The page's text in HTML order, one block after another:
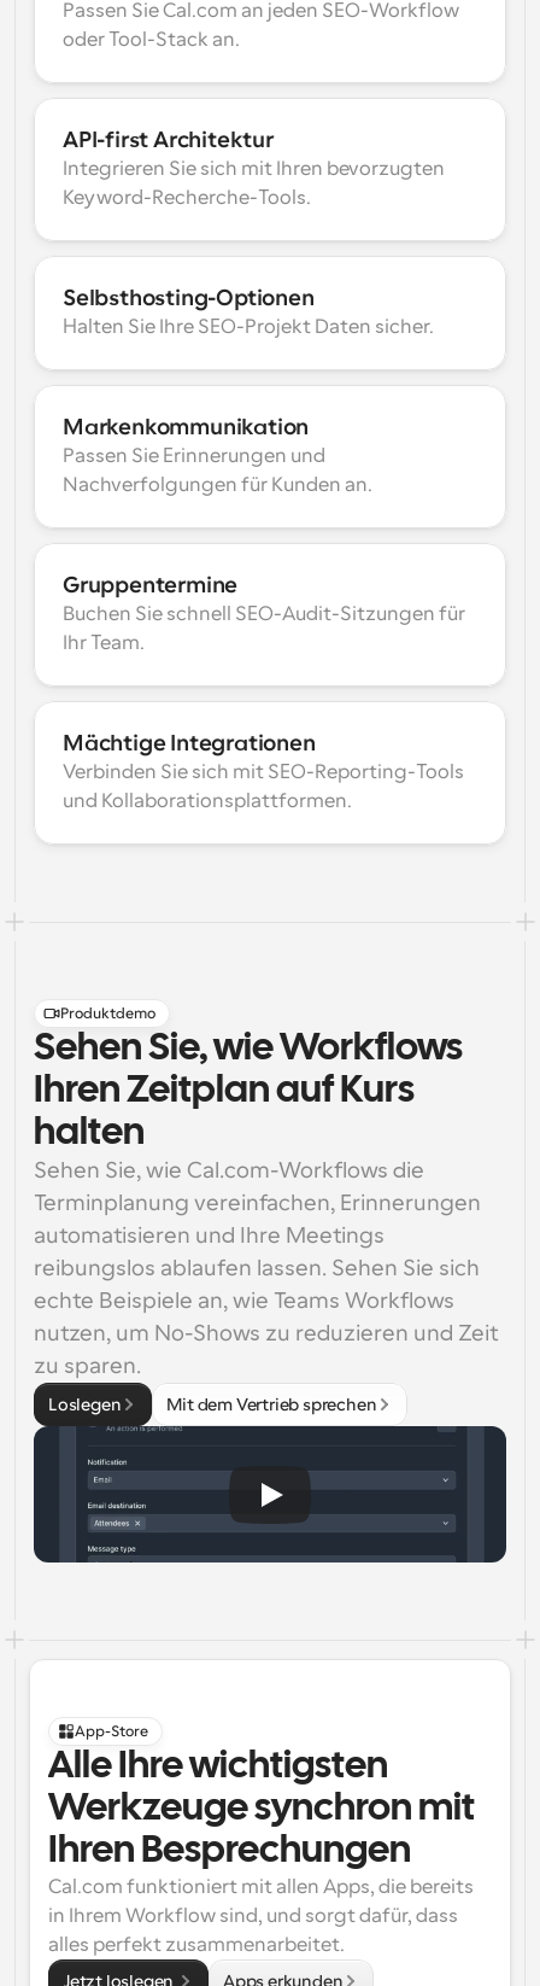
Passen Sie Cal.com an jeden SEO-Workflow
oder Tool-Stack an.
API-first Architektur
Integrieren Sie sich mit Ihren bevorzugten
Keyword-Recherche-Tools.
Selbsthosting-Optionen
Halten Sie Ihre SEO-Projekt Daten sicher.
Markenkommunikation
Passen Sie Erinnerungen und
Nachverfolgungen für Kunden an.
Gruppentermine
Buchen Sie schnell SEO-Audit-Sitzungen für
Ihr Team.
Mächtige Integrationen
Verbinden Sie sich mit SEO-Reporting-Tools
und Kollaborationsplattformen.
Produktdemo
Sehen Sie, wie Workflows
Ihren Zeitplan auf Kurs
halten
Sehen Sie, wie Cal.com-Workflows die
Terminplanung vereinfachen, Erinnerungen
automatisieren und Ihre Meetings
reibungslos ablaufen lassen. Sehen Sie sich
echte Beispiele an, wie Teams Workflows
nutzen, um No-Shows zu reduzieren und Zeit
zu sparen.
Loslegen Mit dem Vertrieb sprechen
App-Store
Alle Ihre wichtigsten
Werkzeuge synchron mit
Ihren Besprechungen
Cal.com funktioniert mit allen Apps, die bereits
in Ihrem Workflow sind, und sorgt dafür, dass
alles perfekt zusammenarbeitet.
Jetzt loslegen Apps erkunden